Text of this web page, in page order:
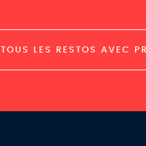
TOUS LES RESTOS AVEC